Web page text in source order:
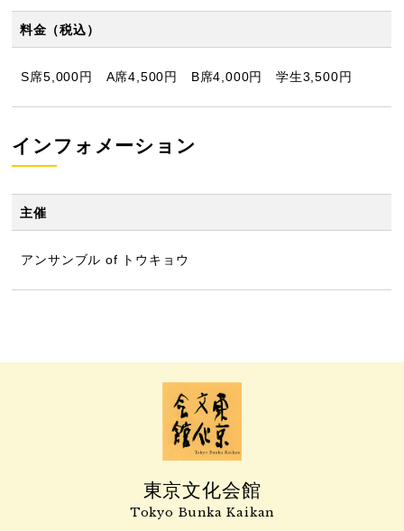
料金（税込）
S席5,000円 A席4,500円 B席4,000円 学生3,500円
インフォメーション
主催
アンサンブル of トウキョウ
東京文化会館
Tokyo Bunka Kaikan